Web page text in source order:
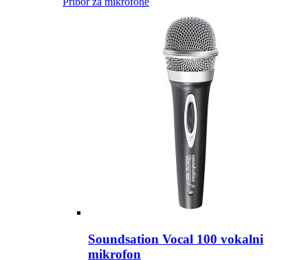
Soundsation Vocal 100 vokalni
mikrofon